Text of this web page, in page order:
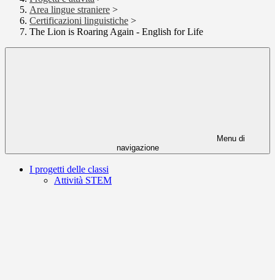
Area lingue straniere >
Certificazioni linguistiche >
The Lion is Roaring Again - English for Life
Menu di
navigazione
I progetti delle classi
Attività STEM